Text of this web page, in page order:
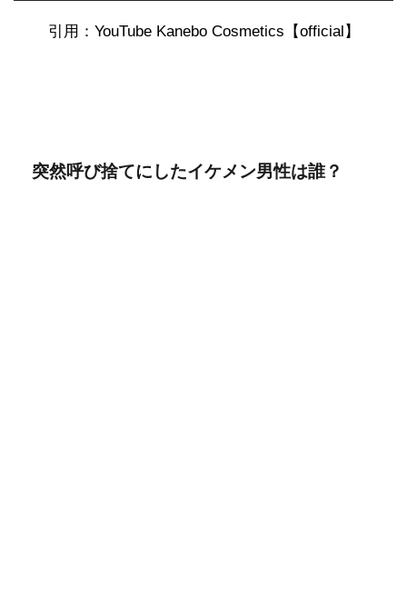
引用：YouTube Kanebo Cosmetics【official】
突然呼び捨てにしたイケメン男性は誰？